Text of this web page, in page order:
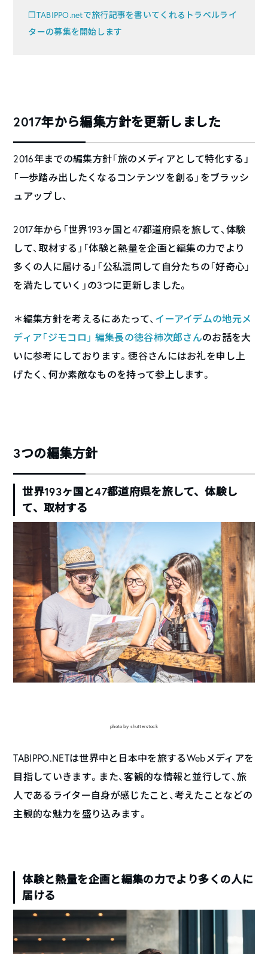
❐TABIPPO.netで旅行記事を書いてくれるトラベルライ
ターの募集を開始します
2017年から編集方針を更新しました
2016年までの編集方針「旅のメディアとして特化する」
「一歩踏み出したくなるコンテンツを創る」をブラッシ
ュアップし、
2017年から「世界193ヶ国と47都道府県を旅して、体験
して、取材する」「体験と熱量を企画と編集の力でより
多くの人に届ける」「公私混同して自分たちの「好奇心」
を満たしていく」の3つに更新しました。
＊編集方針を考えるにあたって、 イーアイデムの地元メ
ディア「ジモコロ」 編集長の徳谷柿次郎さんのお話を大
いに参考にしております。徳谷さんにはお礼を申し上
げたく、何か素敵なものを持って参上します。
3つの編集方針
世界193ヶ国と47都道府県を旅して、体験し
て、取材する
photo by shutterstock
TABIPPO.NETは世界中と日本中を旅するWebメディアを
目指していきます。また、客観的な情報と並行して、旅
人であるライター自身が感じたこと、考えたことなどの
主観的な魅力を盛り込みます。
体験と熱量を企画と編集の力でより多くの人に
届ける